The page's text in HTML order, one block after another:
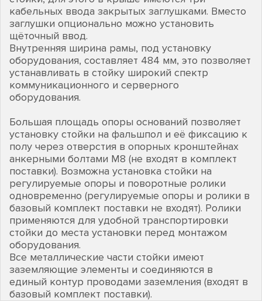
кабельных ввода закрытых заглушками. Вместо
заглушки опционально можно установить
щёточный ввод.
Внутренняя ширина рамы, под установку
оборудования, составляет 484 мм, это позволяет
устанавливать в стойку широкий спектр
коммуникационного и серверного
оборудования.
Большая площадь опоры оснований позволяет
установку стойки на фальшпол и её фиксацию к
полу через отверстия в опорных кронштейнах
анкерными болтами М8 (не входят в комплект
поставки). Возможна установка стойки на
регулируемые опоры и поворотные ролики
одновременно (регулируемые опоры и ролики в
базовый комплект поставки не входят). Ролики
применяются для удобной транспортировки
стойки до места установки перед монтажом
оборудования.
Все металлические части стойки имеют
заземляющие элементы и соединяются в
единый контур проводами заземления (входят в
базовый комплект поставки).